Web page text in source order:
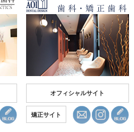
オフィシャルサイト
矯正サイト